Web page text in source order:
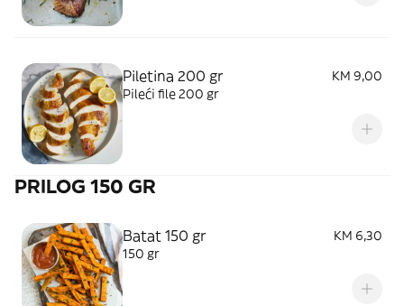
Piletina 200 gr
KM 9,00
Pileći file 200 gr
PRILOG 150 GR
Batat 150 gr
KM 6,30
150 gr